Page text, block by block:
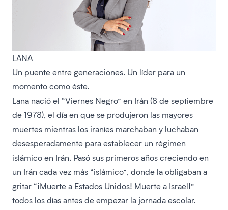
LANA
Un puente entre generaciones. Un líder para un
momento como éste.
Lana nació el “Viernes Negro” en Irán (8 de septiembre
de 1978), el día en que se produjeron las mayores
muertes mientras los iraníes marchaban y luchaban
desesperadamente para establecer un régimen
islámico en Irán. Pasó sus primeros años creciendo en
un Irán cada vez más “islámico”, donde la obligaban a
gritar “¡Muerte a Estados Unidos! Muerte a Israel!”
todos los días antes de empezar la jornada escolar.